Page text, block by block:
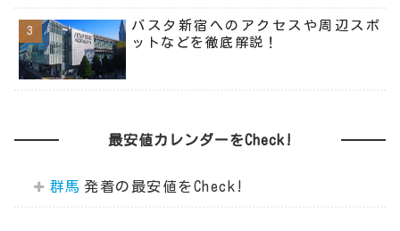
バスタ新宿へのアクセスや周辺スポ
ットなどを徹底解説！
最安値カレンダーをCheck!
群馬